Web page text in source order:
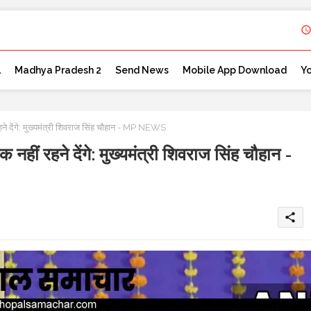
Madhya Pradesh 2 Send News Mobile App Download
देंगे: मुख्यमंत्री शिवराज सिंह चौहान - MP NEWS
नहीं रहने देंगे: मुख्यमंत्री शिवराज सिंह चौहान -
share